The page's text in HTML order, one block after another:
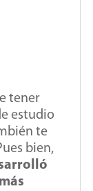
tener
estudio
te
bien,